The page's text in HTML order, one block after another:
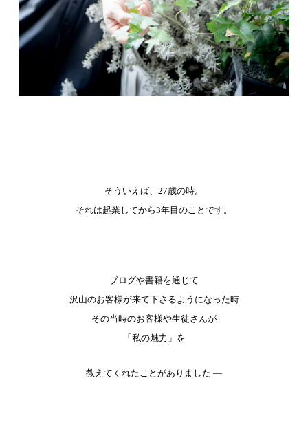
そういえば、27歳の時。
それは起業してから3年目のことです。
ブログや書籍を通じて
沢山のお客様が来て下さるようになった時
その当時のお客様や生徒さんが
「私の魅力」を
教えてくれたことがありました —